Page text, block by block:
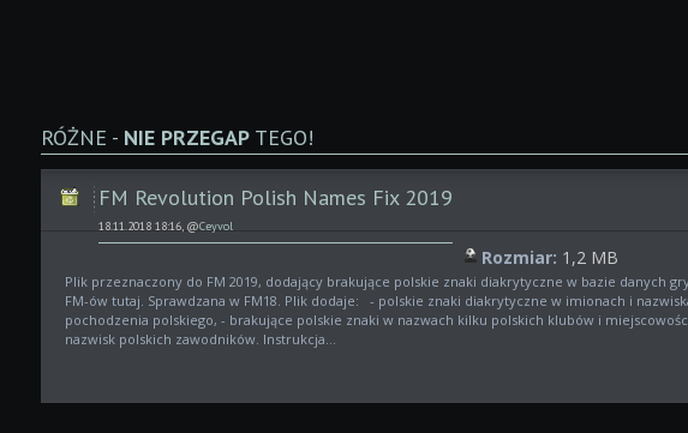
RÓŻNE - NIE PRZEGAPTEGO!
FM Revolution Polish Names Fix 2019
18.11.2018 18:16, @Ceyvol
Rozmiar: 1,2 MB
Plik przeznaczony do FM 2019, dodający brakujące polskie znaki diakrytyczne w bazie danych
FM-ów tutaj. Sprawdzana w FM18. Plik dodaje: - polskie znaki diakrytyczne w imionach i
pochodzenia polskiego, - brakujące polskie znaki w nazwach kilku polskich klubów i
nazwisk polskich zawodników. Instrukcja...